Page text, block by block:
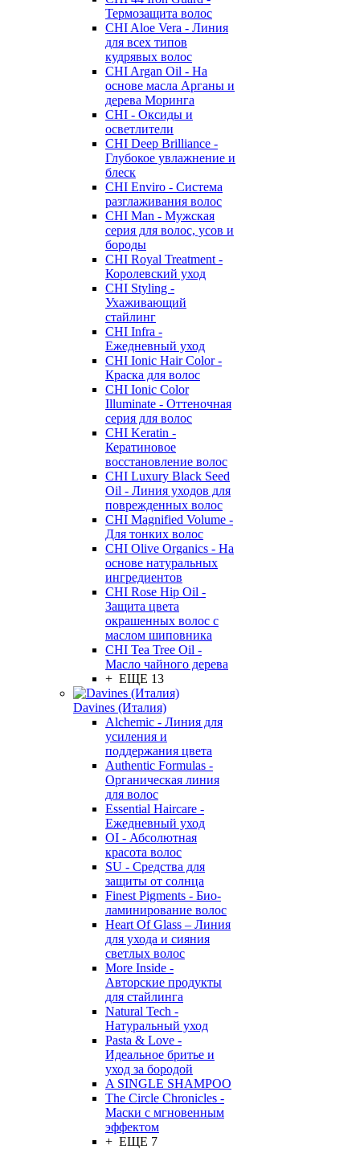
Термозащита волос
CHI Aloe Vera - Линия
для всех типов
кудрявых волос
CHI Argan Oil - На
основе масла Арганы и
дерева Моринга
CHI - Оксиды и
осветлители
CHI Deep Brilliance -
Глубокое увлажнение и
блеск
CHI Enviro - Система
разглаживания волос
CHI Man - Мужская
серия для волос, усов и
бороды
CHI Royal Treatment -
Королевский уход
CHI Styling -
Ухаживающий
стайлинг
CHI Infra -
Ежедневный уход
CHI Ionic Hair Color -
Краска для волос
CHI Ionic Color
Illuminate - Оттеночная
серия для волос
CHI Keratin -
Кератиновое
восстановление волос
CHI Luxury Black Seed
Oil - Линия уходов для
поврежденных волос
CHI Magnified Volume -
Для тонких волос
CHI Olive Organics - На
основе натуральных
ингредиентов
CHI Rose Hip Oil -
Защита цвета
окрашенных волос с
маслом шиповника
CHI Tea Tree Oil -
Масло чайного дерева
+ ЕЩЕ 13
Davines (Италия)
Alchemic - Линия для
усиления и
поддержания цвета
Authentic Formulas -
Органическая линия
для волос
Essential Haircare -
Eжедневный уход
OI - Абсолютная
красота волос
SU - Средства для
защиты от солнца
Finest Pigments - Био-
ламинирование волос
Heart Of Glass – Линия
для ухода и сияния
светлых волос
More Inside -
Авторские продукты
для стайлинга
Natural Tech -
Натуральный уход
Pasta & Love -
Идеальное бритье и
уход за бородой
A SINGLE SHAMPOO
The Circle Chronicles -
Маски с мгновенным
эффектом
+ ЕЩЕ 7